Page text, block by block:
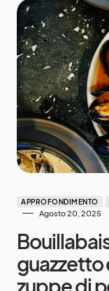
APPROFONDIMENTO
Agosto 20, 2025
guazzetto
zuppe di